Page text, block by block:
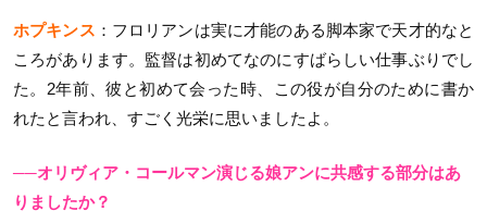
ホプキンス ：フロリアンは実に才能のある脚本家で天才的なと
ころがあります。監督は初めてなのにすばらしい仕事ぶりでし
た。2年前、彼と初めて会った時、この役が自分のために書か
れたと言われ、すごく光栄に思いましたよ。
──オリヴィア・コールマン演じる娘アンに共感する部分はあ
りましたか？